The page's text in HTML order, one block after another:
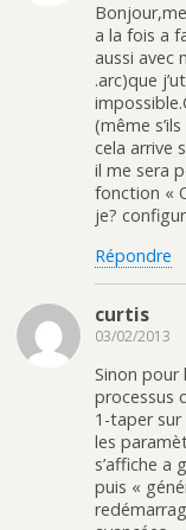
a la fois a
aussi avec
.arc)que
(même
cela arrive
il me sera
fonction «
je?
Répondre
curtis
03/02/2013
Sinon pour
processus
1-taper
les
s’affiche a
puis «